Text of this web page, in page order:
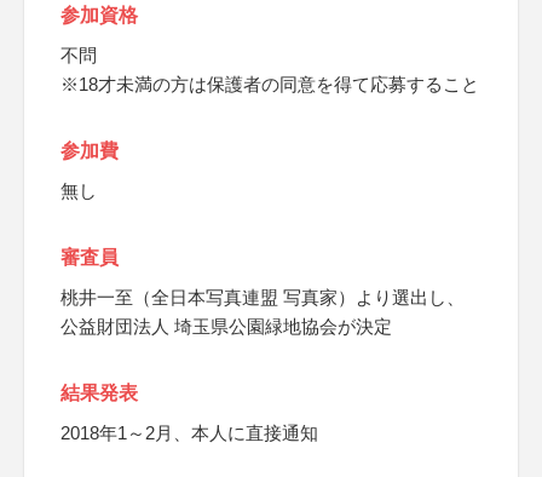
参加資格
不問
※18才未満の方は保護者の同意を得て応募すること
参加費
無し
審査員
桃井一至（全日本写真連盟 写真家）より選出し、
公益財団法人 埼玉県公園緑地協会が決定
結果発表
2018年1～2月、本人に直接通知